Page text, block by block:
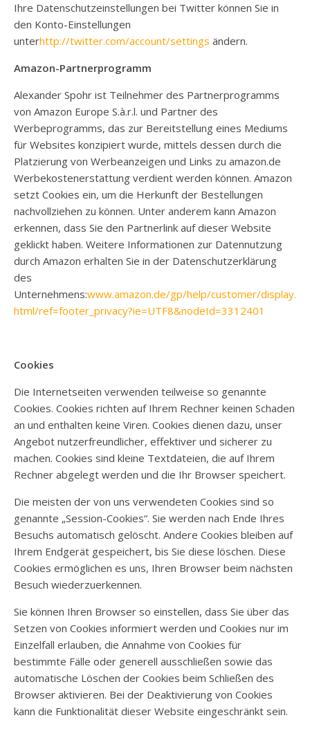
Ihre Datenschutzeinstellungen bei Twitter können Sie in
den Konto-Einstellungen
unterhttp://twitter.com/account/settings ändern.
Amazon-Partnerprogramm
Alexander Spohr ist Teilnehmer des Partnerprogramms
von Amazon Europe S.à.r.l. und Partner des
Werbeprogramms, das zur Bereitstellung eines Mediums
für Websites konzipiert wurde, mittels dessen durch die
Platzierung von Werbeanzeigen und Links zu amazon.de
Werbekostenerstattung verdient werden können. Amazon
setzt Cookies ein, um die Herkunft der Bestellungen
nachvollziehen zu können. Unter anderem kann Amazon
erkennen, dass Sie den Partnerlink auf dieser Website
geklickt haben. Weitere Informationen zur Datennutzung
durch Amazon erhalten Sie in der Datenschutzerklärung
des
Unternehmens:www.amazon.de/gp/help/customer/display.
html/ref=footer_privacy?ie=UTF8&nodeId=3312401
Cookies
Die Internetseiten verwenden teilweise so genannte
Cookies. Cookies richten auf Ihrem Rechner keinen Schaden
an und enthalten keine Viren. Cookies dienen dazu, unser
Angebot nutzerfreundlicher, effektiver und sicherer zu
machen. Cookies sind kleine Textdateien, die auf Ihrem
Rechner abgelegt werden und die Ihr Browser speichert.
Die meisten der von uns verwendeten Cookies sind so
genannte „Session-Cookies“. Sie werden nach Ende Ihres
Besuchs automatisch gelöscht. Andere Cookies bleiben auf
Ihrem Endgerät gespeichert, bis Sie diese löschen. Diese
Cookies ermöglichen es uns, Ihren Browser beim nächsten
Besuch wiederzuerkennen.
Sie können Ihren Browser so einstellen, dass Sie über das
Setzen von Cookies informiert werden und Cookies nur im
Einzelfall erlauben, die Annahme von Cookies für
bestimmte Fälle oder generell ausschließen sowie das
automatische Löschen der Cookies beim Schließen des
Browser aktivieren. Bei der Deaktivierung von Cookies
kann die Funktionalität dieser Website eingeschränkt sein.